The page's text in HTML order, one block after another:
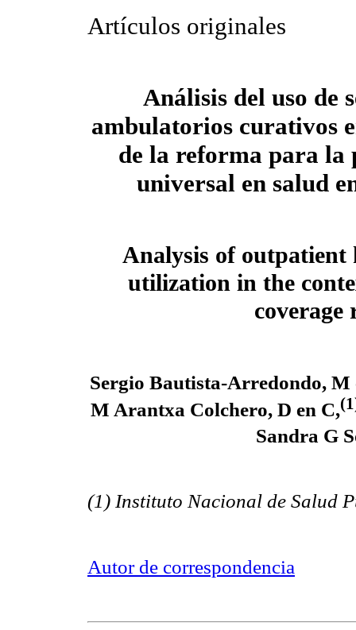
Artículos originales
Análisis del uso de
ambulatorios curativos
de la reforma para la
universal en salud
Analysis of outpatient
utilization in the
Sergio Bautista-Arredondo, M
M Arantxa Colchero, D en C,
Sandra G
(1) Instituto Nacional de Salud
Autor de correspondencia